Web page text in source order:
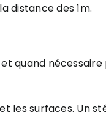
distance des 1m.
quand
les surfaces. Un